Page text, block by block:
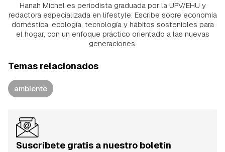
Hanah Michel es periodista graduada por la UPV/EHU y
redactora especializada en lifestyle. Escribe sobre economía
doméstica, ecología, tecnología y hábitos sostenibles para
el hogar, con un enfoque práctico orientado a las nuevas
generaciones.
Temas relacionados
ambiente
Suscríbete gratis a nuestro boletín